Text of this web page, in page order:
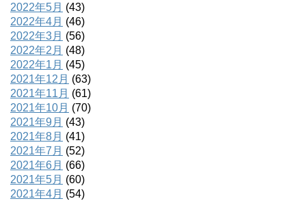
2022年5月 (43)
2022年4月 (46)
2022年3月 (56)
2022年2月 (48)
2022年1月 (45)
2021年12月 (63)
2021年11月 (61)
2021年10月 (70)
2021年9月 (43)
2021年8月 (41)
2021年7月 (52)
2021年6月 (66)
2021年5月 (60)
2021年4月 (54)